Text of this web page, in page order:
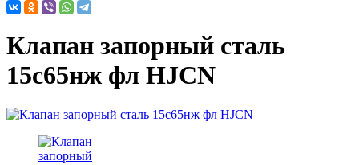
Клапан запорный сталь
15с65нж фл HJCN